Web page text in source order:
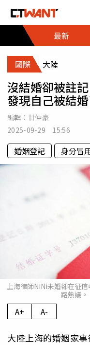
最新
國際 大陸
沒結婚卻被註
發現自己被結
編輯： 甘仲豪
2025-09-29 15:56
婚姻登記 身分冒
上海律師NiNi未婚卻在征
路熱議。
A+ A-
大陸上海的婚姻家